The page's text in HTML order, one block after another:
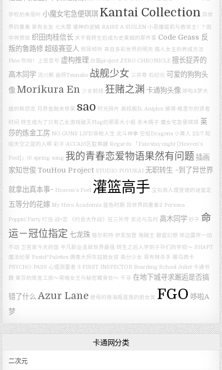
学校的朱丽叶 小魔女宅急便琪琪 Kantai Collection 异世
界四重奏 家有女友 七大罪 诸神的逆鳞 RAISE A SUILEN 小恶魔缇莉与救世主！? 田
中将贺绘 织田肉桂信长 关于我转生后成为史莱姆的那件事 Code Geass 反
叛的鲁路修 超级赛亚人 侧耳倾听 来自多彩世界的明天 路人女主的养成方法
Fine 吹响！上低音号 虚构推理 白猫project ZERO CHRONICLE 擅长捉弄的
高木同学 流川枫 画师Tsunako 战舰少女 三井寿 石纪元 可爱的狗狗头
像 Morikura En 少女前线 狂赌之渊 卡通狗头像 哆啦A梦大
雄的新恐龙 月界金融末世录 sao 时光碎片 高校舰队 Aniplex 彼得·格里尔的贤者
时间 转生成为了只有乙女游戏破灭Flag的邪恶大小姐 赤木晴子 魔女宅急便琪琪 莱
莎的炼金工房 NO GUNS LIFE/非枪人生 北斗神拳 空挺Dragons 小黄人 22/7 知
晓天空之蓝的人啊 彩子 ACCA13区監察課 Regards 「Fate/stay night [Heaven's
Feel]」Ⅲ.spring song 我的青春恋爱物语果然有问题 插画
家知世俊 TouHou Project STUDIO PUYUKAI 无职转生 ~到了异世界
就拿出真本事~ Heaven's Feel 灌篮高手 宝石商人理查德的谜鉴定
五等分的花嫁 My Hero Academia 蓝色时期 异世界四重奏2 Persona
Poppin’Party 叮当 战×恋 《约会大作战》狂三外传 安达与岛村 高木同学 妙子 命
运－冠位指定 七龙珠 薇尔莉特·伊芙加登 海贼王 碧蓝幻想 岸边露伴一动
不动 卫宫家今天的饭 平凡职业造就世界最强 转生之后入学到子孙们的学校～ SHAFT
魔法纪录 Pastel*Palettes 偶像大师灰姑娘女孩 高分少女 哥布林杀手 娜乌西卡
PSYCHO-PASS 心理测量者 3 FIRST INSPECTOR Boarding School Juliet 卡通书
籍 莱莎的炼金工房～常暗女王与秘密藏身处～ 千寻 在地下城寻求邂逅是否搞
错了什么 Azur Lane 继母的拖油瓶是我的前女友 FGO 哆啦A
梦
卡通网分类
二次元